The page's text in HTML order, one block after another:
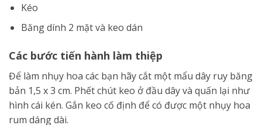
Kéo
Băng dính 2 mặt và keo dán
Các bước tiến hành làm thiệp
Để làm nhụy hoa các bạn hãy cắt một mẩu dây ruy băng
bản 1,5 x 3 cm. Phết chút keo ở đầu dây và quấn lại như
hình cái kén. Gắn keo cố định để có được một nhụy hoa
rum dáng dài.